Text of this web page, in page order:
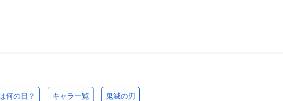
何の日？ キャラ一覧 鬼滅の刃